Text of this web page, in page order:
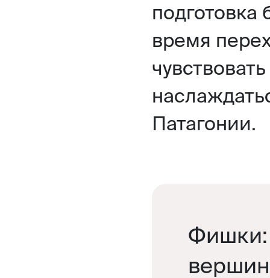
подготовка
время
Патагонии.
Фишки: